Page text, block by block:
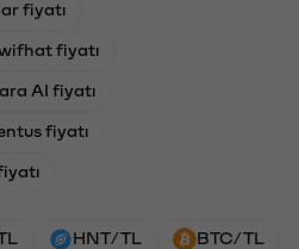
fiyatı
fiyatı
AI fiyatı
fiyatı
HNT/TL BTC/TL